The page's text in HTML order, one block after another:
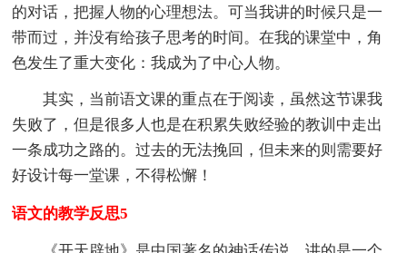
的对话，把握人物的心理想法。可当我讲的时候只是一
带而过，并没有给孩子思考的时间。在我的课堂中，角
色发生了重大变化：我成为了中心人物。
其实，当前语文课的重点在于阅读，虽然这节课我
失败了，但是很多人也是在积累失败经验的教训中走出
一条成功之路的。过去的无法挽回，但未来的则需要好
好设计每一堂课，不得松懈！
语文的教学反思5